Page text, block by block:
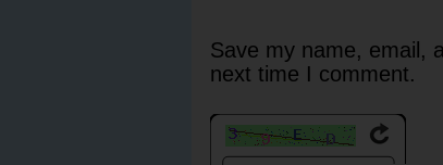
Save my name, email,
next time I comment.